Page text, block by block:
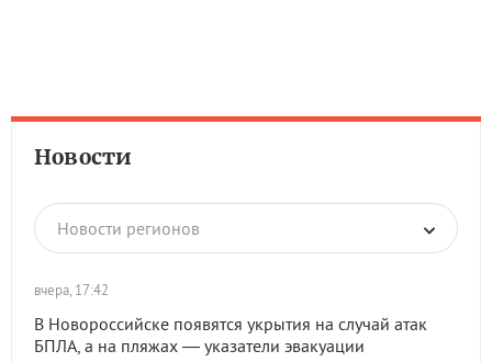
Новости
Новости регионов
вчера, 17:42
В Новороссийске появятся укрытия на случай атак
БПЛА, а на пляжах — указатели эвакуации